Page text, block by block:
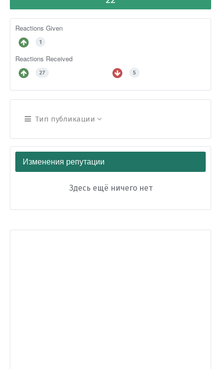
Reactions Given
1
Reactions Received
27 5
Тип публикации
Изменения репутации
Здесь ещё ничего нет